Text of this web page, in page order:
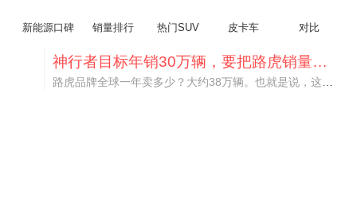
新能源口碑 销量排行 热门SUV 皮卡车 对比
神行者目标年销30万辆，要把路虎销量翻倍